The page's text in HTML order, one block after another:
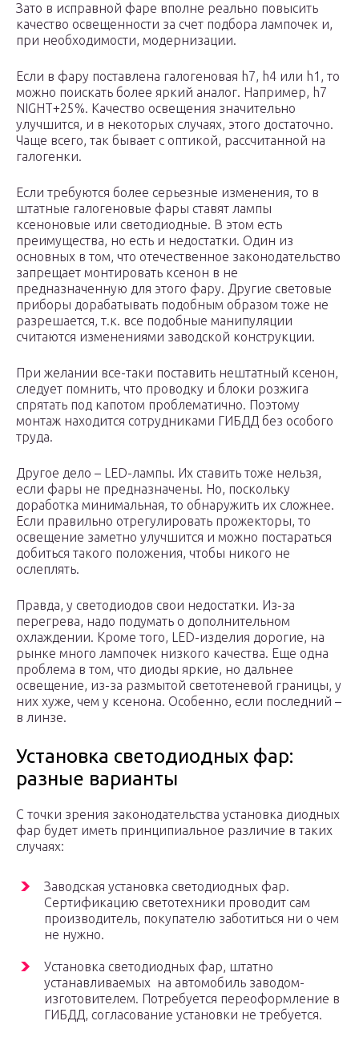
Зато в исправной фаре вполне реально повысить
качество освещенности за счет подбора лампочек и,
при необходимости, модернизации.
Если в фару поставлена галогеновая h7, h4 или h1, то
можно поискать более яркий аналог. Например, h7
NIGHT+25%. Качество освещения значительно
улучшится, и в некоторых случаях, этого достаточно.
Чаще всего, так бывает с оптикой, рассчитанной на
галогенки.
Если требуются более серьезные изменения, то в
штатные галогеновые фары ставят лампы
ксеноновые или светодиодные. В этом есть
преимущества, но есть и недостатки. Один из
основных в том, что отечественное законодательство
запрещает монтировать ксенон в не
предназначенную для этого фару. Другие световые
приборы дорабатывать подобным образом тоже не
разрешается, т.к. все подобные манипуляции
считаются изменениями заводской конструкции.
При желании все-таки поставить нештатный ксенон,
следует помнить, что проводку и блоки розжига
спрятать под капотом проблематично. Поэтому
монтаж находится сотрудниками ГИБДД без особого
труда.
Другое дело – LED-лампы. Их ставить тоже нельзя,
если фары не предназначены. Но, поскольку
доработка минимальная, то обнаружить их сложнее.
Если правильно отрегулировать прожекторы, то
освещение заметно улучшится и можно постараться
добиться такого положения, чтобы никого не
ослеплять.
Правда, у светодиодов свои недостатки. Из-за
перегрева, надо подумать о дополнительном
охлаждении. Кроме того, LED-изделия дорогие, на
рынке много лампочек низкого качества. Еще одна
проблема в том, что диоды яркие, но дальнее
освещение, из-за размытой светотеневой границы, у
них хуже, чем у ксенона. Особенно, если последний –
в линзе.
Установка светодиодных фар:
разные варианты
С точки зрения законодательства установка диодных
фар будет иметь принципиальное различие в таких
случаях:
Заводская установка светодиодных фар.
Сертификацию светотехники проводит сам
производитель, покупателю заботиться ни о чем
не нужно.
Установка светодиодных фар, штатно
устанавливаемых на автомобиль заводом-
изготовителем. Потребуется переоформление в
ГИБДД, согласование установки не требуется.